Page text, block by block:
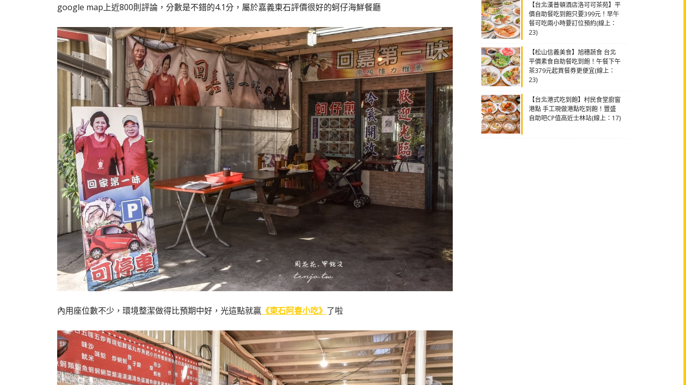
google map上近800則評論，分數是不錯的4.1分，屬於嘉義東石評價很好的蚵仔海鮮餐廳
內用座位數不少，環境整潔做得比預期中好，光這點就贏 《東石阿春小吃》 了啦
【台北漢普頓酒店洛可可茶苑】平
價自助餐吃到飽只要399元！早午
餐可吃兩小時要訂位預約(線上：
23)
【松山信義美食】旭穗蔬食 台北
平價素食自助餐吃到飽！午餐下午
茶379元起買餐券更便宜(線上：
23)
【台北港式吃到飽】村民食堂廚窗
港點 手工現做港點吃到飽！豐盛
自助吧CP值高近士林站(線上：17)